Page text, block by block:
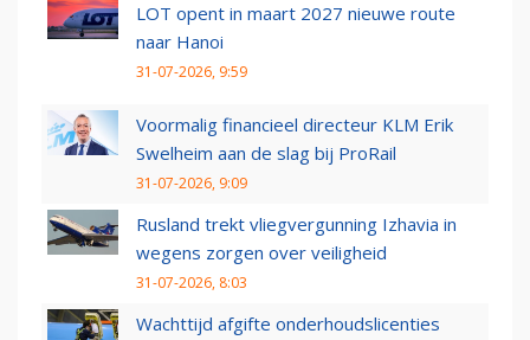
LOT opent in maart 2027 nieuwe route
naar Hanoi
31-07-2026, 9:59
Voormalig financieel directeur KLM Erik
Swelheim aan de slag bij ProRail
31-07-2026, 9:09
Rusland trekt vliegvergunning Izhavia in
wegens zorgen over veiligheid
31-07-2026, 8:03
Wachttijd afgifte onderhoudslicenties